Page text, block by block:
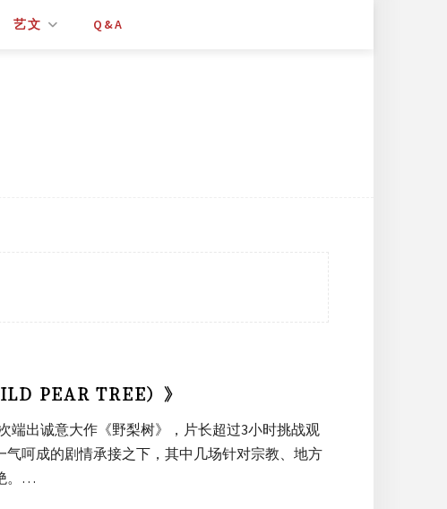
艺文 Q&A
PEAR TREE）》
端出诚意大作《野梨树》，片长超过3小时挑战观
呵成的剧情承接之下，其中几场针对宗教、地方
。…